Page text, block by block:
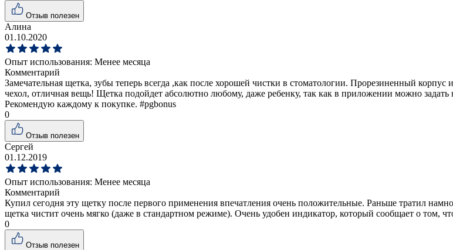
Отзыв полезен
Алина
01.10.2020
Опыт использования: Менее месяца
Комментарий
Замечательная щетка, зубы теперь всегда ,как после хорошей чистки в стоматологии. Прорезиненный
чехол, отличная вещь! Щетка подойдет абсолютно любому, даже ребенку, так как в приложении можно
Рекомендую каждому к покупке. #pgbonus
0
Отзыв полезен
Сергей
01.12.2019
Опыт использования: Менее месяца
Комментарий
Купил сегодня эту щетку после первого применения впечатления очень положительные. Раньше тратил
щетка чистит очень мягко (даже в стандартном режиме). Очень удобен индикатор, который сообщает о том,
0
Отзыв полезен